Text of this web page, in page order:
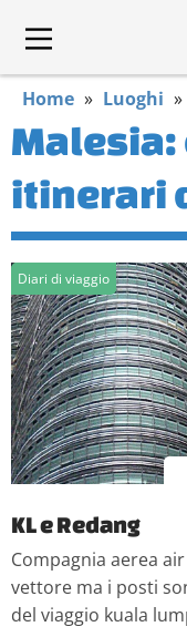
Home » Luoghi »
Malesia:
itinerari
Diari di viaggio
KL e Redang
Compagnia aerea
vettore ma i posti
del viaggio kuala